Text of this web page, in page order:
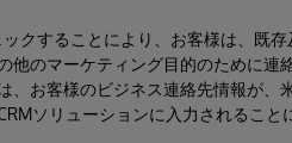
クすることにより、お客様は、既
他のマーケティング目的のために
、お客様のビジネス連絡先情報が
ソリューションに入力されること